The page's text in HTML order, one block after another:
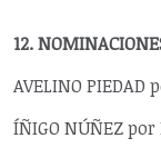
12.
AVELINO
ÍÑIGO NÚÑEZ